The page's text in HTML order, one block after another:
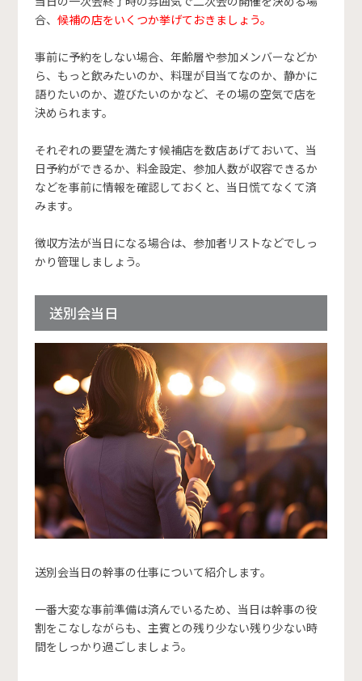
合、 候補の店をいくつか挙げておきましょう。
事前に予約をしない場合、年齢層や参加メンバーなどか
ら、もっと飲みたいのか、料理が目当てなのか、静かに
語りたいのか、遊びたいのかなど、その場の空気で店を
決められます。
それぞれの要望を満たす候補店を数店あげておいて、当
日予約ができるか、料金設定、参加人数が収容できるか
などを事前に情報を確認しておくと、当日慌てなくて済
みます。
徴収方法が当日になる場合は、参加者リストなどでしっ
かり管理しましょう。
送別会当日
送別会当日の幹事の仕事について紹介します。
一番大変な事前準備は済んでいるため、当日は幹事の役
割をこなしながらも、主賓との残り少ない残り少ない時
間をしっかり過ごしましょう。